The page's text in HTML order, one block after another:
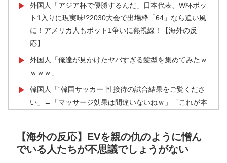
▶
外国人「アジア杯で優勝するんだ」日本代表、W杯ポッ
ト1入りに現実味!?2030大会で出場枠「64」なら追い風
に！アメリカ人もポット1争いに熱視線！【海外の反
応】
▶
外国人「俺達が見かけたヤバすぎる髪型を集めてみたｗ
ｗｗｗ」
▶
韓国人「“韓国サッカー”性接待の試合結果をご覧くださ
い」→「マッサージ効果は間違いないねｗ」「これが本
▶ 「オーデコロンの定期注文が月50本、1808年の請求書
には72本」ナポレオンは1日2本を何に使っていたの
か…
【海外の反応】EVを親の仇のように憎ん
でいる人たちが不思議でしょうがない